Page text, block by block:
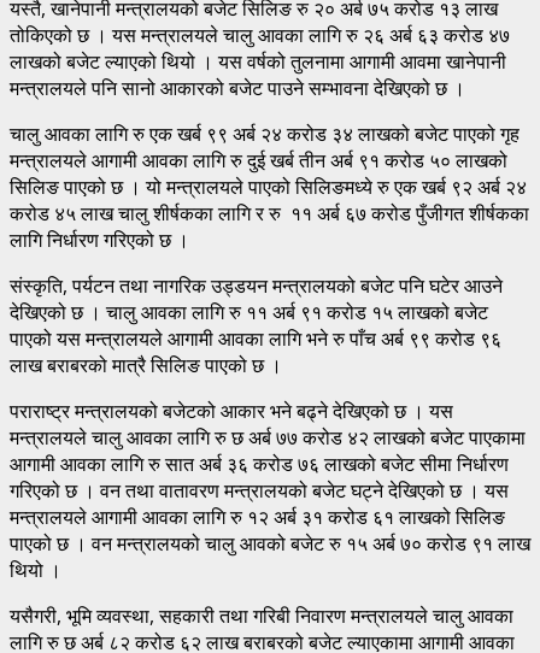
यस्तै, खानेपानी मन्त्रालयको बजेट सिलिङ रु २० अर्ब ७५ करोड १३ लाख
तोकिएको छ । यस मन्त्रालयले चालु आवका लागि रु २६ अर्ब ६३ करोड ४७
लाखको बजेट ल्याएको थियो । यस वर्षको तुलनामा आगामी आवमा खानेपानी
मन्त्रालयले पनि सानो आकारको बजेट पाउने सम्भावना देखिएको छ ।
चालु आवका लागि रु एक खर्ब ९९ अर्ब २४ करोड ३४ लाखको बजेट पाएको गृह
मन्त्रालयले आगामी आवका लागि रु दुई खर्ब तीन अर्ब ९१ करोड ५० लाखको
सिलिङ पाएको छ । यो मन्त्रालयले पाएको सिलिङमध्ये रु एक खर्ब ९२ अर्ब २४
करोड ४५ लाख चालु शीर्षकका लागि र रु ११ अर्ब ६७ करोड पुँजीगत शीर्षकका
लागि निर्धारण गरिएको छ ।
संस्कृति, पर्यटन तथा नागरिक उड्डयन मन्त्रालयको बजेट पनि घटेर आउने
देखिएको छ । चालु आवका लागि रु ११ अर्ब ९१ करोड १५ लाखको बजेट
पाएको यस मन्त्रालयले आगामी आवका लागि भने रु पाँच अर्ब ९९ करोड ९६
लाख बराबरको मात्रै सिलिङ पाएको छ ।
पराराष्ट्र मन्त्रालयको बजेटको आकार भने बढ्ने देखिएको छ । यस
मन्त्रालयले चालु आवका लागि रु छ अर्ब ७७ करोड ४२ लाखको बजेट पाएकामा
आगामी आवका लागि रु सात अर्ब ३६ करोड ७६ लाखको बजेट सीमा निर्धारण
गरिएको छ । वन तथा वातावरण मन्त्रालयको बजेट घट्ने देखिएको छ । यस
मन्त्रालयले आगामी आवका लागि रु १२ अर्ब ३१ करोड ६१ लाखको सिलिङ
पाएको छ । वन मन्त्रालयको चालु आवको बजेट रु १५ अर्ब ७० करोड ९१ लाख
थियो ।
यसैगरी, भूमि व्यवस्था, सहकारी तथा गरिबी निवारण मन्त्रालयले चालु आवका
लागि रु छ अर्ब ८२ करोड ६२ लाख बराबरको बजेट ल्याएकामा आगामी आवका